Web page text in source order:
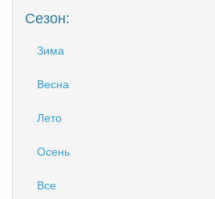
Сезон:
Зима
Весна
Лето
Осень
Все